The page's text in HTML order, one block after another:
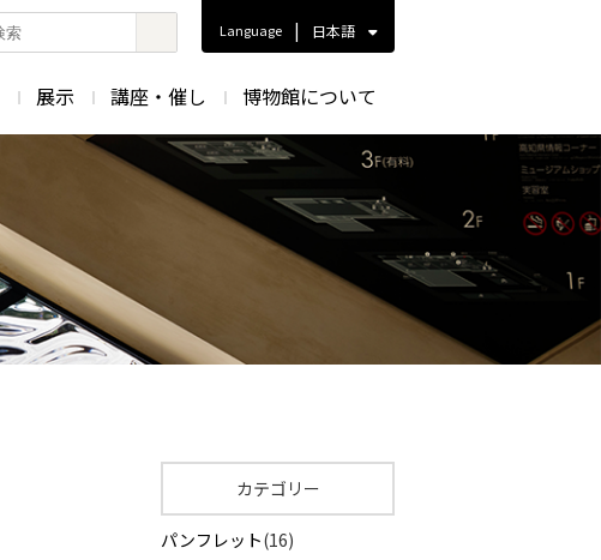
Language | 日本語
展示 講座・催し 博物館について
カテゴリー
パンフレット(16)